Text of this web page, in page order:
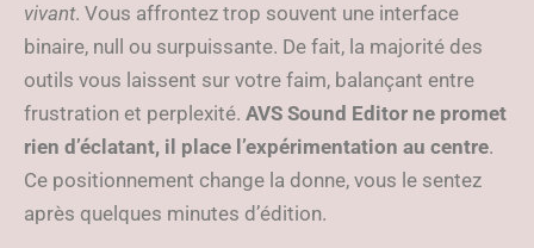
vivant. Vous affrontez trop souvent une interface
binaire, null ou surpuissante. De fait, la majorité des
outils vous laissent sur votre faim, balançant entre
frustration et perplexité. AVS Sound Editor ne promet
rien d’éclatant, il place l’expérimentation au centre.
Ce positionnement change la donne, vous le sentez
après quelques minutes d’édition.